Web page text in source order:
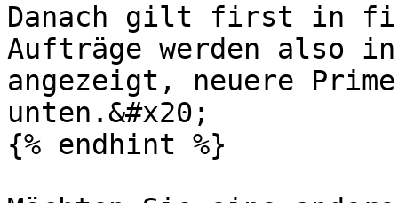
Danach gilt first in
Aufträge werden also
angezeigt, neuere
unten.&#x20;
{% endhint %}